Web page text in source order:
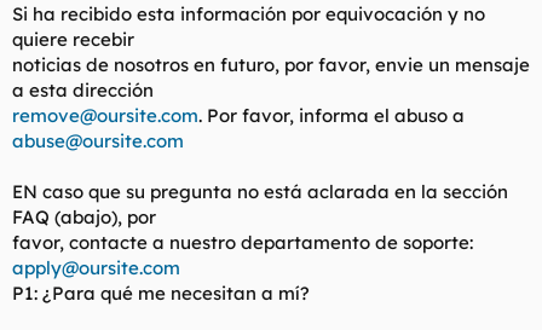
Si ha recibido esta información por equivocación y no
quiere recebir
noticias de nosotros en futuro, por favor, envie un mensaje
a esta dirección
remove@oursite.com. Por favor, informa el abuso a
abuse@oursite.com
EN caso que su pregunta no está aclarada en la sección
FAQ (abajo), por
favor, contacte a nuestro departamento de soporte:
apply@oursite.com
P1: ¿Para qué me necesitan a mí?